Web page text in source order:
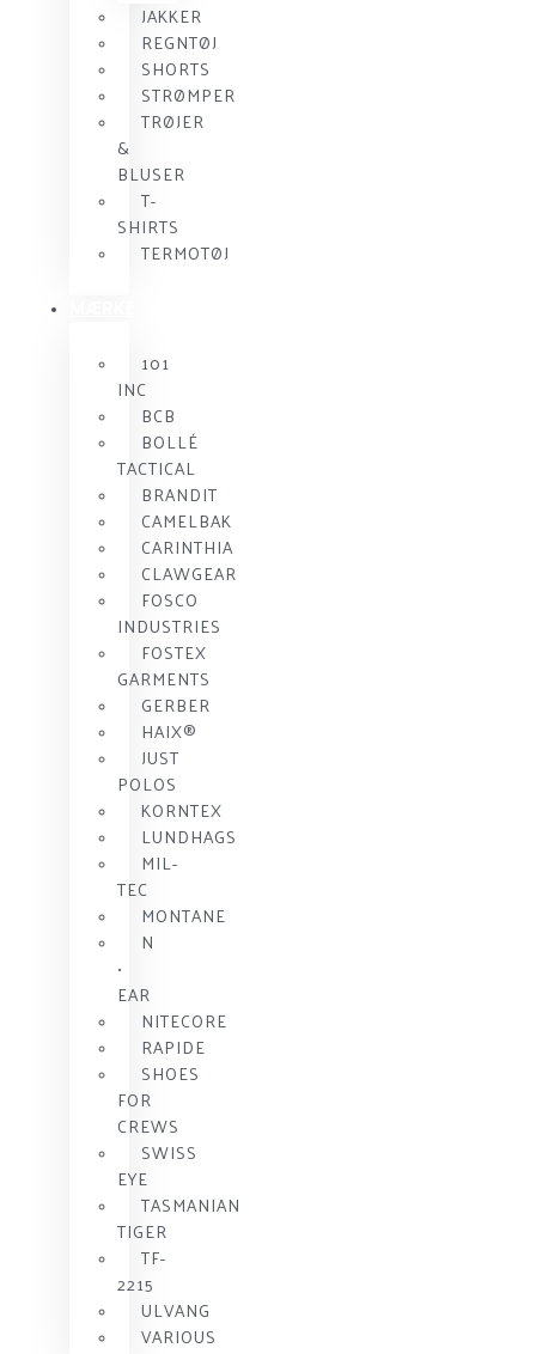
JAKKER
REGNTØJ
SHORTS
STRØMPER
TRØJER
&
BLUSER
T-
SHIRTS
TERMOTØJ
101
INC
BCB
BOLLÉ
TACTICAL
BRANDIT
CAMELBAK
CARINTHIA
CLAWGEAR
FOSCO
INDUSTRIES
FOSTEX
GARMENTS
GERBER
HAIX®
JUST
POLOS
KORNTEX
LUNDHAGS
MIL-
TEC
MONTANE
N
•
EAR
NITECORE
RAPIDE
SHOES
FOR
CREWS
SWISS
EYE
TASMANIAN
TIGER
TF-
2215
ULVANG
VARIOUS